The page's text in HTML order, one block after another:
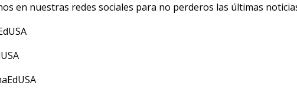
en nuestras redes sociales para no perderos las últimas